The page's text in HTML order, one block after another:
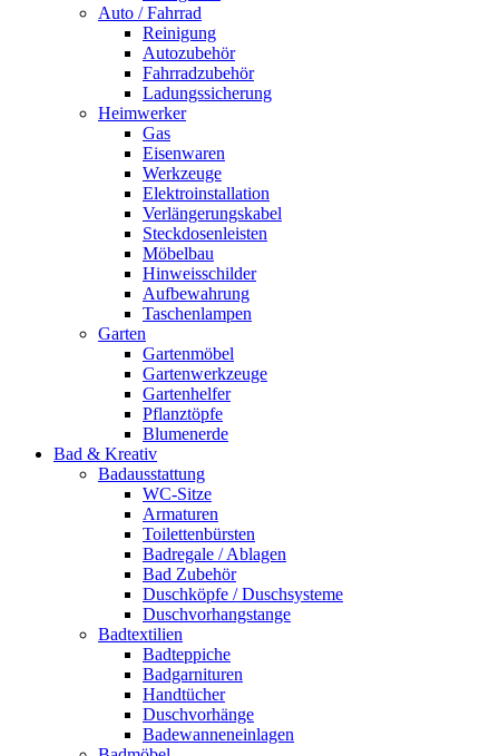
Auto / Fahrrad
Reinigung
Autozubehör
Fahrradzubehör
Ladungssicherung
Heimwerker
Gas
Eisenwaren
Werkzeuge
Elektroinstallation
Verlängerungskabel
Steckdosenleisten
Möbelbau
Hinweisschilder
Aufbewahrung
Taschenlampen
Garten
Gartenmöbel
Gartenwerkzeuge
Gartenhelfer
Pflanztöpfe
Blumenerde
Bad & Kreativ
Badausstattung
WC-Sitze
Armaturen
Toilettenbürsten
Badregale / Ablagen
Bad Zubehör
Duschköpfe / Duschsysteme
Duschvorhangstange
Badtextilien
Badteppiche
Badgarnituren
Handtücher
Duschvorhänge
Badewanneneinlagen